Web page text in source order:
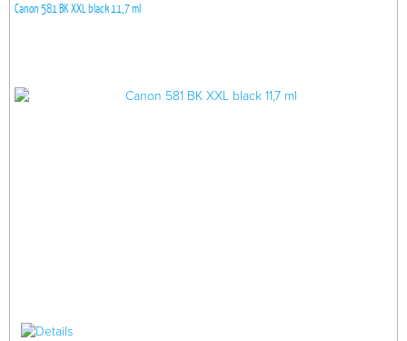
Canon 581 BK XXL black 11,7 ml